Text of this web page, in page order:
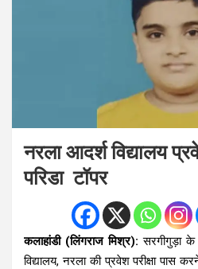
नरला आदर्श विद्यालय
परिडा टॉपर
कलाहांडी (लिंगराज मिश्र): सरगीगुड़ा के
विद्यालय, नरला की प्रवेश परीक्षा पास